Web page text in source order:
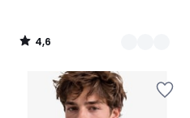
4,6
/